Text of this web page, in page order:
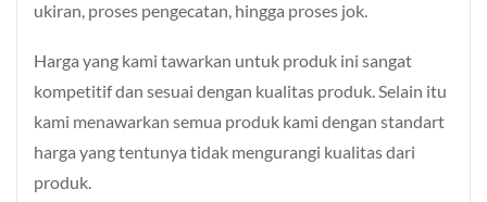
ukiran, proses pengecatan, hingga proses jok.
Harga yang kami tawarkan untuk produk ini sangat
kompetitif dan sesuai dengan kualitas produk. Selain itu
kami menawarkan semua produk kami dengan standart
harga yang tentunya tidak mengurangi kualitas dari
produk.